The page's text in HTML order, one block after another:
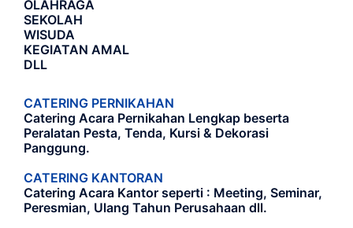
OLAHRAGA
SEKOLAH
WISUDA
KEGIATAN AMAL
DLL
CATERING PERNIKAHAN
Catering Acara Pernikahan Lengkap beserta
Peralatan Pesta, Tenda, Kursi & Dekorasi
Panggung.
CATERING KANTORAN
Catering Acara Kantor seperti : Meeting, Seminar,
Peresmian, Ulang Tahun Perusahaan dll.